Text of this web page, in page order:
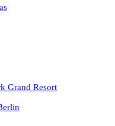
Grand Resort